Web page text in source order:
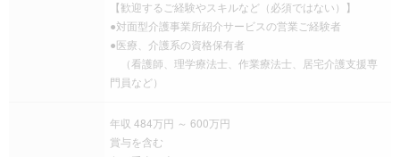
【歓迎するご経験やスキルなど（必須ではない）】
●対面型介護事業所紹介サービスの営業ご経験者
●医療、介護系の資格保有者
（看護師、理学療法士、作業療法士、居宅介護支援専
門員など）
年収 484万円 ～ 600万円
賞与を含む